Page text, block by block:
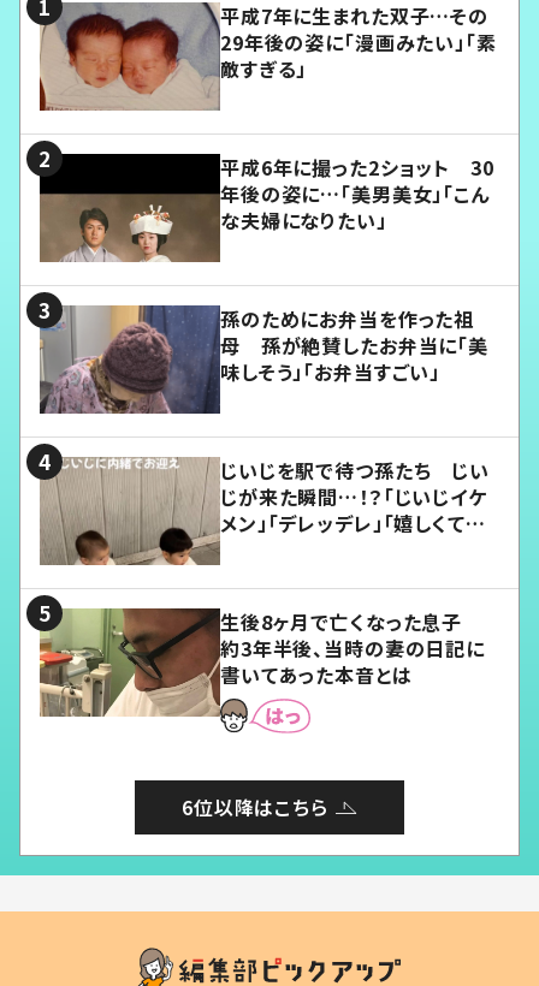
平成7年に生まれた双子…その
29年後の姿に「漫画みたい」「素
敵すぎる」
平成6年に撮った2ショット 30
年後の姿に…「美男美女」「こん
な夫婦になりたい」
孫のためにお弁当を作った祖
母 孫が絶賛したお弁当に「美
味しそう」「お弁当すごい」
じいじを駅で待つ孫たち じい
じが来た瞬間…！？「じいじイケ
メン」「デレッデレ」「嬉しくて可
生後8ヶ月で亡くなった息子
約3年半後、当時の妻の日記に
書いてあった本音とは
6位以降はこちら